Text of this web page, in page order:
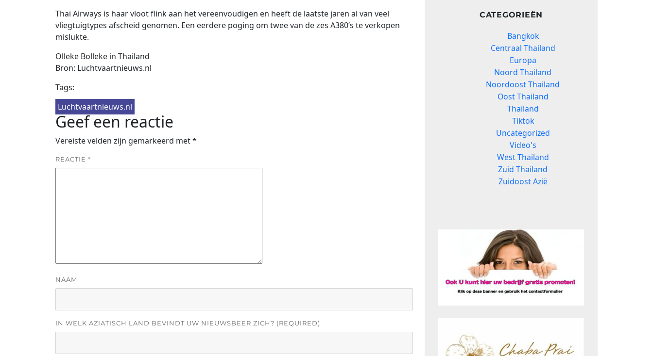
Thai Airways is haar vloot flink aan het vereenvoudigen en heeft de laatste jaren al van veel
vliegtuigtypes afscheid genomen. Een eerdere poging om twee van de zes A380’s te verkopen
mislukte.
Olleke Bolleke in Thailand
Bron: Luchtvaartnieuws.nl
Tags:
Luchtvaartnieuws.nl
Geef een reactie
Vereiste velden zijn gemarkeerd met*
REACTIE *
NAAM
IN WELK AZIATISCH LAND BEVINDT UW NIEUWSBEER ZICH? (REQUIRED)
CATEGORIEËN
Bangkok
Centraal Thailand
Europa
Noord Thailand
Noordoost Thailand
Oost Thailand
Thailand
Tiktok
Uncategorized
Video's
West Thailand
Zuid Thailand
Zuidoost Azië